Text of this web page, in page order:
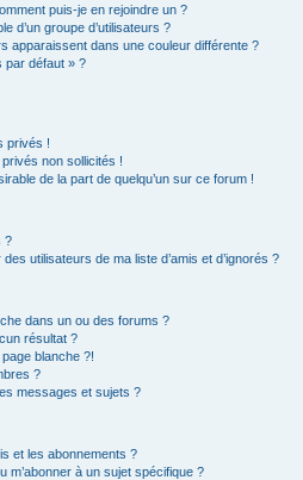
puis-je en rejoindre un ?
d’un groupe d’utilisateurs ?
apparaissent dans une couleur différente ?
par défaut » ?
privés !
non sollicités !
de la part de quelqu’un sur ce forum !
?
utilisateurs de ma liste d’amis et d’ignorés ?
dans un ou des forums ?
résultat ?
blanche ?!
?
messages et sujets ?
et les abonnements ?
m’abonner à un sujet spécifique ?